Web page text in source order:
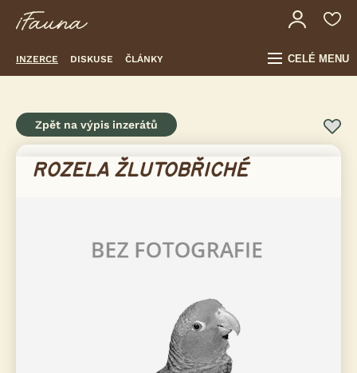
INZERCE DISKUSE ČLÁNKY CELÉ MENU
Zpět na výpis inzerátů
ROZELA ŽLUTOBŘICHÉ